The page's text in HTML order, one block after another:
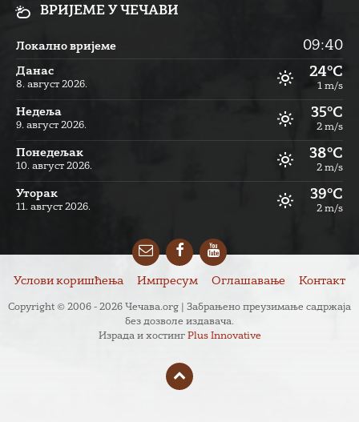
ВРИЈЕМЕ У ЧЕЧАВИ
Локално вријеме 09:40
Данас
8. август 2026.
24°C
1 m/s
Недеља
9. август 2026.
35°C
2 m/s
Понедељак
10. август 2026.
38°C
2 m/s
Уторак
11. август 2026.
39°C
2 m/s
EmailFacebookYouTube
Услови коришћења Импресум Оглашавање Контакт
Copyright © 2006 - 2026 Чечава.org | Забрањено преузимање садржаја
без дозволе издавача.
Израда и хостинг Plus Innovative